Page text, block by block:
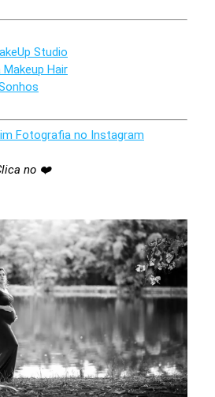
Studio
Makeup Hair
Fotografia no Instagram
no ❤️